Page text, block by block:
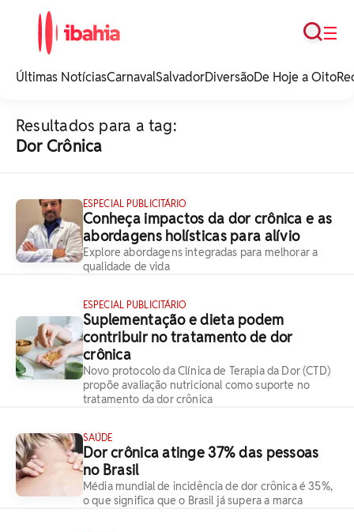
noticias e
☰
Busca
Últimas NotíciasCarnavalSalvadorDiversãoDe Hoje a Oito
Resultados para a tag:
Dor Crônica
ESPECIAL PUBLICITÁRIO
Conheça impactos da dor crônica e as
abordagens holísticas para alívio
Explore abordagens integradas para melhorar a
qualidade de vida
ESPECIAL PUBLICITÁRIO
Suplementação e dieta podem
contribuir no tratamento de dor
crônica
Novo protocolo da Clínica de Terapia da Dor (CTD)
propõe avaliação nutricional como suporte no
tratamento da dor crônica
SAÚDE
Dor crônica atinge 37% das pessoas
no Brasil
Média mundial de incidência de dor crônica é 35%,
o que significa que o Brasil já supera a marca